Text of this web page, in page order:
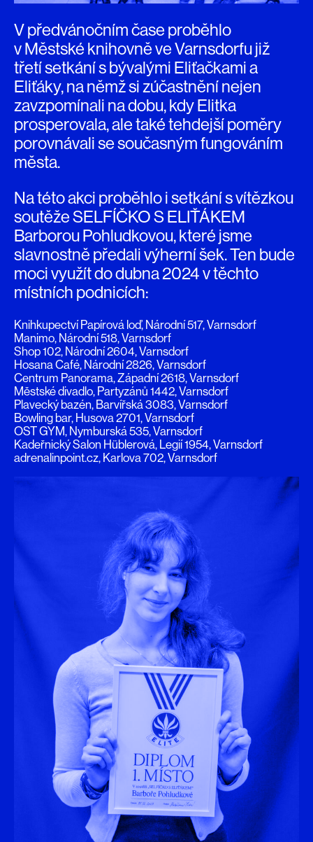
V předvánočním čase proběhlo
v Městské knihovně ve Varnsdorfu již
třetí setkání s bývalými Eliťačkami a
Eliťáky, na němž si zúčastnění nejen
zavzpomínali na dobu, kdy Elitka
prosperovala, ale také tehdejší poměry
porovnávali se současným fungováním
města.
Na této akci proběhlo i setkání s vítězkou
soutěže SELFÍČKO S ELIŤÁKEM
Barborou Pohludkovou, které jsme
slavnostně předali výherní šek. Ten bude
moci využít do dubna 2024 v těchto
místních podnicích:
Knihkupectví Papírová loď, Národní 517, Varnsdorf
Manimo, Národní 518, Varnsdorf
Shop 102, Národní 2604, Varnsdorf
Hosana Café, Národní 2826, Varnsdorf
Centrum Panorama, Západní 2618, Varnsdorf
Městské divadlo, Partyzánů 1442, Varnsdorf
Plavecký bazén, Barvířská 3083, Varnsdorf
Bowling bar, Husova 2701, Varnsdorf
OST GYM, Nymburská 535, Varnsdorf
Kadeřnický Salon Hüblerová, Legií 1954, Varnsdorf
adrenalinpoint.cz, Karlova 702, Varnsdorf